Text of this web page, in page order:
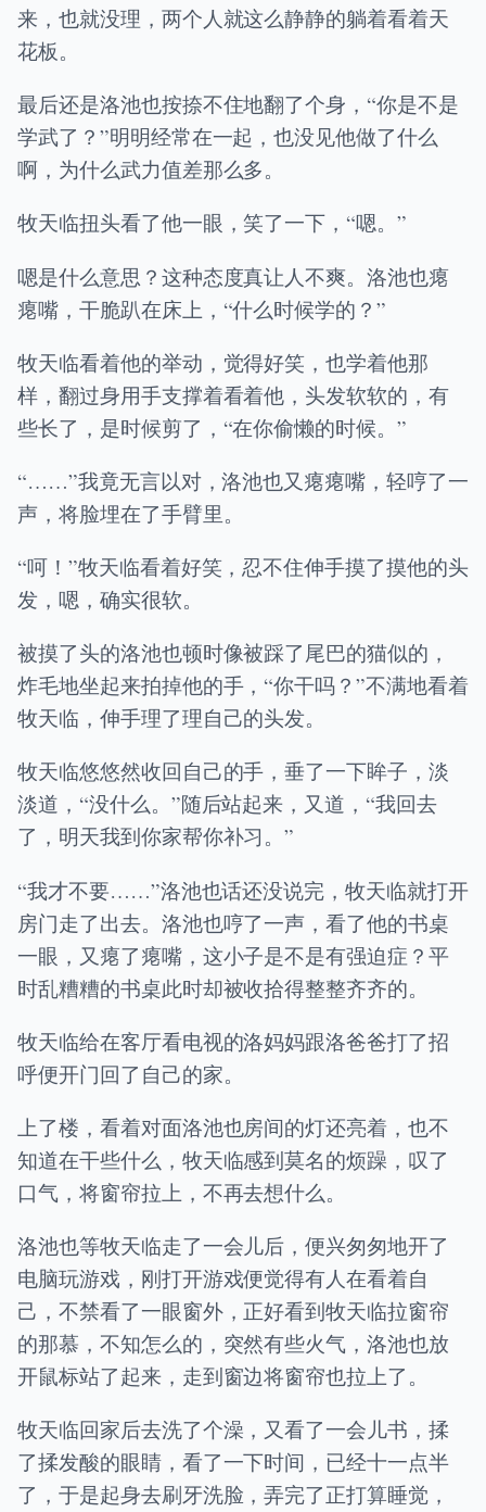
来，也就没理，两个人就这么静静的躺着看着天
花板。
最后还是洛池也按捺不住地翻了个身，“你是不是
学武了？”明明经常在一起，也没见他做了什么
啊，为什么武力值差那么多。
牧天临扭头看了他一眼，笑了一下，“嗯。”
嗯是什么意思？这种态度真让人不爽。洛池也瘪
瘪嘴，干脆趴在床上，“什么时候学的？”
牧天临看着他的举动，觉得好笑，也学着他那
样，翻过身用手支撑着看着他，头发软软的，有
些长了，是时候剪了，“在你偷懒的时候。”
“……”我竟无言以对，洛池也又瘪瘪嘴，轻哼了一
声，将脸埋在了手臂里。
“呵！”牧天临看着好笑，忍不住伸手摸了摸他的头
发，嗯，确实很软。
被摸了头的洛池也顿时像被踩了尾巴的猫似的，
炸毛地坐起来拍掉他的手，“你干吗？”不满地看着
牧天临，伸手理了理自己的头发。
牧天临悠悠然收回自己的手，垂了一下眸子，淡
淡道，“没什么。”随后站起来，又道，“我回去
了，明天我到你家帮你补习。”
“我才不要……”洛池也话还没说完，牧天临就打开
房门走了出去。洛池也哼了一声，看了他的书桌
一眼，又瘪了瘪嘴，这小子是不是有强迫症？平
时乱糟糟的书桌此时却被收拾得整整齐齐的。
牧天临给在客厅看电视的洛妈妈跟洛爸爸打了招
呼便开门回了自己的家。
上了楼，看着对面洛池也房间的灯还亮着，也不
知道在干些什么，牧天临感到莫名的烦躁，叹了
口气，将窗帘拉上，不再去想什么。
洛池也等牧天临走了一会儿后，便兴匆匆地开了
电脑玩游戏，刚打开游戏便觉得有人在看着自
己，不禁看了一眼窗外，正好看到牧天临拉窗帘
的那慕，不知怎么的，突然有些火气，洛池也放
开鼠标站了起来，走到窗边将窗帘也拉上了。
牧天临回家后去洗了个澡，又看了一会儿书，揉
了揉发酸的眼睛，看了一下时间，已经十一点半
了，于是起身去刷牙洗脸，弄完了正打算睡觉，